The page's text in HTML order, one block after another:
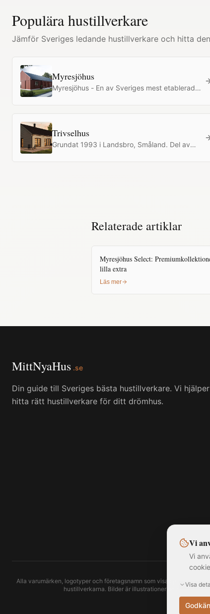
Populära hustillverkare
Jämför Sveriges ledande hustillverkare och hitta
Myresjöhus
Myresjöhus - En av Sveriges mest etablerade
modeller och starkt pris-kvalitetsförhållande.
Trivselhus
Grundat 1993 i Landsbro, Småland. Del av
leverantör av styckebyggda villor. Utsedd till
Relaterade artiklar
Myresjöhus Select:
lilla extra
Läs mer
MittNyaHus .se
Din guide till Sveriges bästa hustillverkare. Vi
hitta rätt hustillverkare för ditt drömhus.
Alla varumärken, logotyper och företagsnamn som visas på denna
hustillverkarna. Bilder är illustrationer och kan
Vi
Vi
Visa